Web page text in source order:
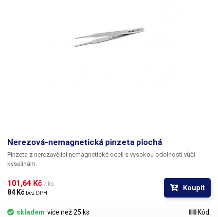
Nerezová-nemagnetická pinzeta plochá
Pinzeta z nerezavějící nemagnetické oceli s vysokou odolností vůči
kyselinám.
101,64 Kč / ks
84 Kč bez DPH
Koupit
skladem více než 25 ks
Kód: